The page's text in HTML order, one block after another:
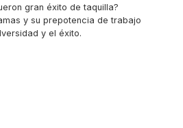
gran éxito de taquilla?
y su prepotencia de trabajo
y el éxito.